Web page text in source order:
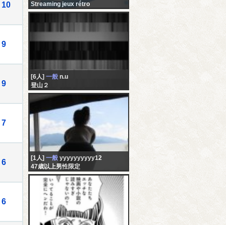
10
9
9
7
6
6
Streaming jeux rétro
[6人] 一般 n.u
登山２
[1人] 一般 yyyyyyyyyy12
47歳以上男性限定